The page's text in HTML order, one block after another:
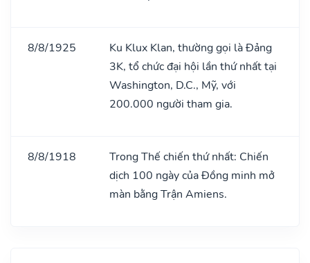
8/8/1925
Ku Klux Klan, thường gọi là Đảng
3K, tổ chức đại hội lần thứ nhất tại
Washington, D.C., Mỹ, với
200.000 người tham gia.
8/8/1918
Trong Thế chiến thứ nhất: Chiến
dịch 100 ngày của Đồng minh mở
màn bằng Trận Amiens.